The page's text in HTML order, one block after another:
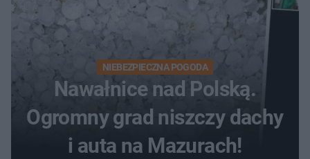
NIEBEZPIECZNA POGODA
Nawałnice nad Polską.
Ogromny grad niszczy dachy
i auta na Mazurach!